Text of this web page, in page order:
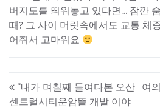
버지도를 띄워놓고 있다면… 잠깐
때? 그 사이 머릿속에서도 교통 체
어줘서 고마워요
Post navigation
“내가 며칠째 들여다본 오산
센트럴시티운암뜰 개발 이야
여